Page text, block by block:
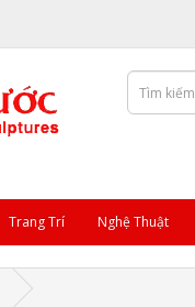
Trang Trí Nghệ Thuật